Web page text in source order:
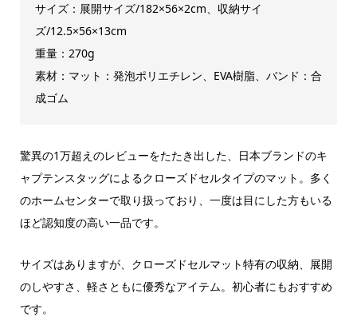
サイズ：展開サイズ/182×56×2cm、収納サイ
ズ/12.5×56×13cm
重量：270g
素材：マット：発泡ポリエチレン、EVA樹脂、バンド：合
成ゴム
驚異の1万超えのレビューをたたき出した、日本ブランドのキ
ャプテンスタッグによるクローズドセルタイプのマット。多く
のホームセンターで取り扱っており、一度は目にした方もいる
ほど認知度の高い一品です。
サイズはありますが、クローズドセルマット特有の収納、展開
のしやすさ、軽さともに優秀なアイテム。初心者にもおすすめ
です。